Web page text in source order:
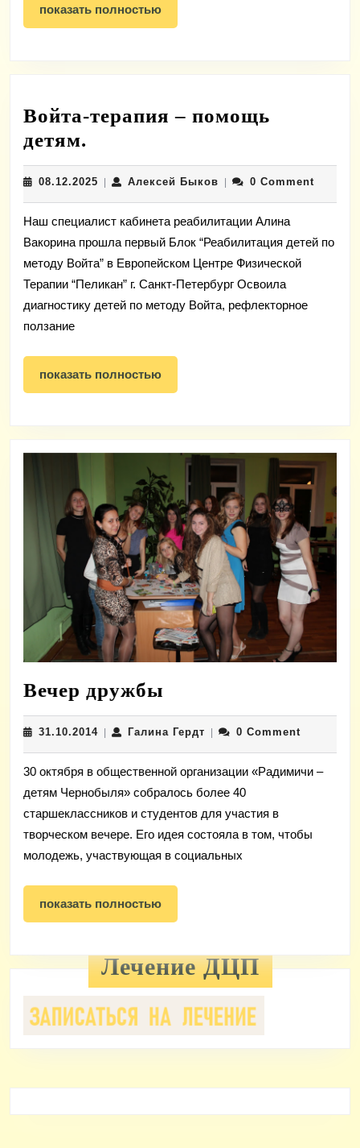
показать полностьюпоказать
полностью
Войта-терапия – помощь
детям.
терапия
–
помощь
детям.
08.12.2025 08.12.2025
| Алексей БыковАлексей
| 0 Comment
Наш специалист кабинета реабилитации Алина
Вакорина прошла первый Блок “Реабилитация детей по
методу Войта” в Европейском Центре Физической
Терапии “Пеликан” г. Санкт-Петербург Освоила
диагностику детей по методу Войта, рефлекторное
ползание
показать полностьюпоказать
полностью
Вечер дружбы
дружбы
31.10.201431.10.2014Галина ГердтГалина0 Comment
30 октября в общественной организации «Радимичи –
детям Чернобыля» собралось более 40
старшеклассников и студентов для участия в
творческом вечере. Его идея состояла в том, чтобы
молодежь, участвующая в социальных
показать полностьюпоказать
полностью
Лечение ДЦП